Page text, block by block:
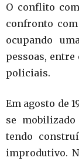
O conflito
confronto
ocupando
pessoas,
policiais.
Em agosto de
se
tendo
improdutivo.